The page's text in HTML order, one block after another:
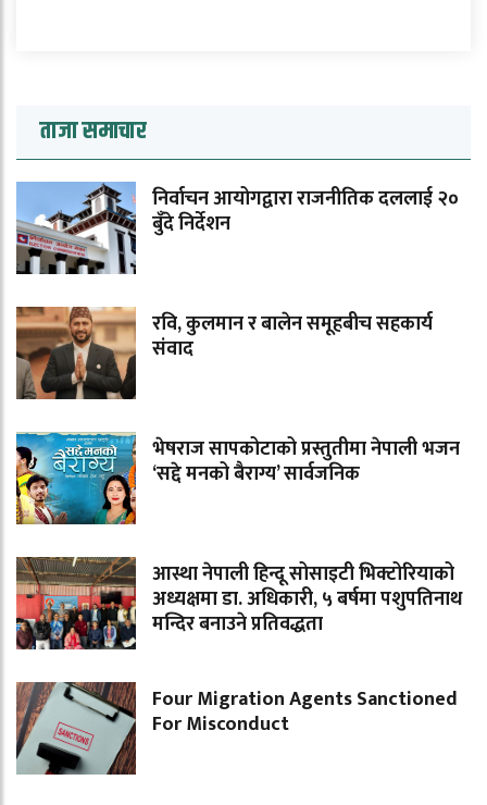
ताजा समाचार
निर्वाचन आयोगद्वारा राजनीतिक दललाई २०
बुँदे निर्देशन
रवि, कुलमान र बालेन समूहबीच सहकार्य
संवाद
भेषराज सापकोटाको प्रस्तुतीमा नेपाली भजन
‘सद्दे मनको बैराग्य’ सार्वजनिक
आस्था नेपाली हिन्दू सोसाइटी भिक्टोरियाको
अध्यक्षमा डा. अधिकारी, ५ बर्षमा पशुपतिनाथ
मन्दिर बनाउने प्रतिवद्धता
Four Migration Agents Sanctioned
For Misconduct